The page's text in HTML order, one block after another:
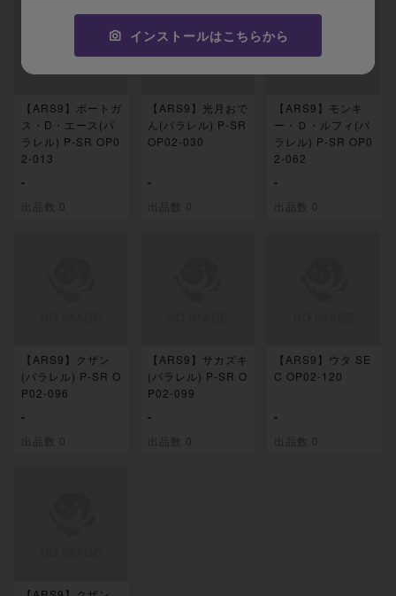
【ARS9】ポートガ
ス・D・エース(パ
ラレル) P-SR OP0
2-013
-
出品数 0
【ARS9】光月おで
ん(パラレル) P-SR
OP02-030
-
出品数 0
【ARS9】モンキ
ー・Ｄ・ルフィ(パ
ラレル) P-SR OP0
2-062
-
出品数 0
【ARS9】クザン
(パラレル) P-SR O
P02-096
-
出品数 0
【ARS9】サカズキ
(パラレル) P-SR O
P02-099
-
出品数 0
【ARS9】ウタ SE
C OP02-120
-
出品数 0
インストールはこちらから